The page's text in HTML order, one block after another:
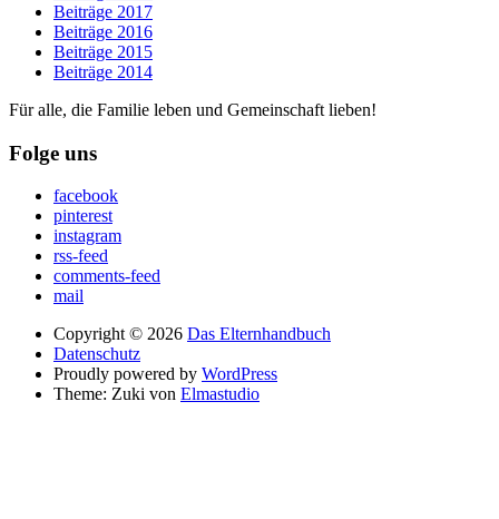
Beiträge 2017
Beiträge 2016
Beiträge 2015
Beiträge 2014
Für alle, die Familie leben und Gemeinschaft lieben!
Folge uns
facebook
pinterest
instagram
rss-feed
comments-feed
mail
Copyright © 2026 Das Elternhandbuch
Datenschutz
Proudly powered by WordPress
Theme: Zuki von Elmastudio